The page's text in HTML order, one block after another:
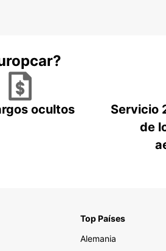
ocultos
Servicio
de
Top Países
Alemania